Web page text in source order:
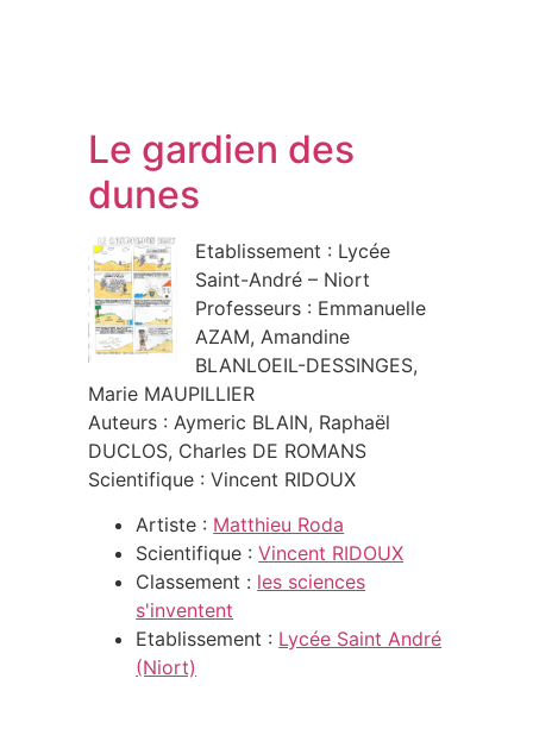
Le gardien des
dunes
Etablissement : Lycée
Saint-André – Niort
Professeurs : Emmanuelle
AZAM, Amandine
BLANLOEIL-DESSINGES,
Marie MAUPILLIER
Auteurs : Aymeric BLAIN, Raphaël
DUCLOS, Charles DE ROMANS
Scientifique : Vincent RIDOUX
Artiste : Matthieu Roda
Scientifique :Vincent RIDOUX
Classement : les sciences
s'inventent
Etablissement : Lycée Saint André
(Niort)